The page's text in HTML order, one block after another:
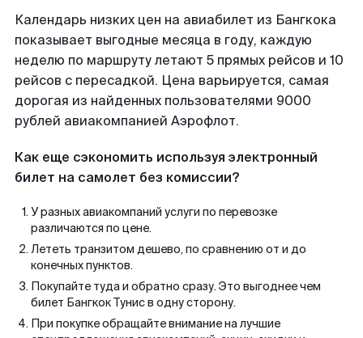
Календарь низких цен на авиабилет из Бангкока
показывает выгодные месяца в году, каждую
неделю по маршруту летают 5 прямых рейсов и 10
рейсов с пересадкой. Цена варьируется, самая
дорогая из найденных пользователями 9000
рублей авиакомпанией Аэрофлот.
Как еще сэкономить используя электронный
билет на самолет без комиссии?
У разных авиакомпаний услуги по перевозке
различаются по цене.
Лететь транзитом дешево, по сравнению от и до
конечных пунктов.
Покупайте туда и обратно сразу. Это выгоднее чем
билет Бангкок Тунис в одну сторону.
При покупке обращайте внимание на лучшие